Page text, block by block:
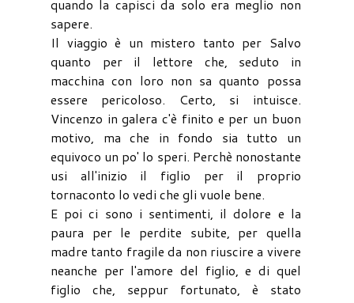
quando la capisci da solo era meglio non
sapere.
Il viaggio è un mistero tanto per Salvo
quanto per il lettore che, seduto in
macchina con loro non sa quanto possa
essere pericoloso. Certo, si intuisce.
Vincenzo in galera c'è finito e per un buon
motivo, ma che in fondo sia tutto un
equivoco un po' lo speri. Perchè nonostante
usi all'inizio il figlio per il proprio
tornaconto lo vedi che gli vuole bene.
E poi ci sono i sentimenti, il dolore e la
paura per le perdite subite, per quella
madre tanto fragile da non riuscire a vivere
neanche per l'amore del figlio, e di quel
figlio che, seppur fortunato, è stato